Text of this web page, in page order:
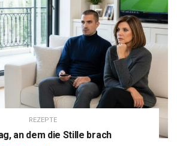
REZEPTE
an dem die Stille brach